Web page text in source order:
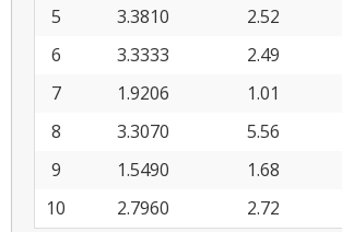
5
3.3810 2.52
6
3.3333 2.49
7
1.9206 1.01
8
3.3070 5.56
9
1.5490 1.68
10
2.7960 2.72